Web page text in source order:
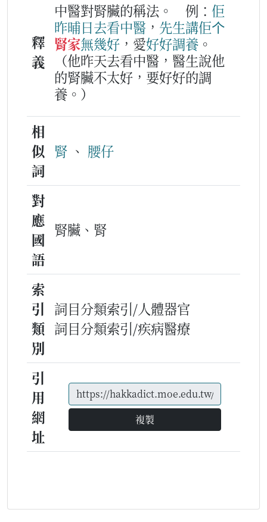
釋
義
中醫對腎臟的稱法。 例： 佢
昨晡日去看中醫 ， 先生講佢个
腎家無幾好 ，愛好好調養 。
（他昨天去看中醫，醫生說他
的腎臟不太好，要好好的調
養。）
相
似
詞
腎 、 腰仔
對
應
國
語
腎臟、腎
索
引
類
別
詞目分類索引/人體器官
詞目分類索引/疾病醫療
引
用
網
址
複製